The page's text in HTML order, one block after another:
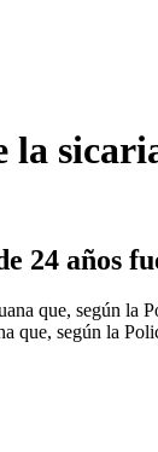
la
24 años
que, según la